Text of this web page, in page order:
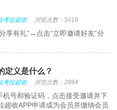
考拉超收 浏览次数：5619
享有礼”→点击“立即邀请好友”分
定义是什么？
考拉超收 浏览次数：2884
号和验证码，点击接受邀请并下
超收APP申请成为会员并缴纳会员